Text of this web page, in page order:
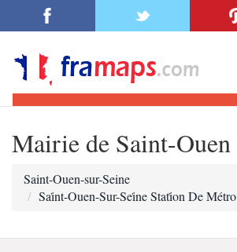
Mairie de Saint-Ouen
Saint-Ouen-sur-Seine
Sai̇nt-Ouen-Sur-Sei̇ne Stati̇on De Métro